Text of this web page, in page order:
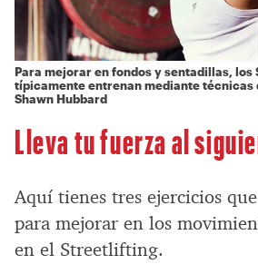
Para mejorar en fondos y sentadillas,
típicamente entrenan mediante técnicas
Shawn Hubbard
Lleva tu fuerza al
Aquí tienes tres ejercicios
para mejorar en los
en el Streetlifting.